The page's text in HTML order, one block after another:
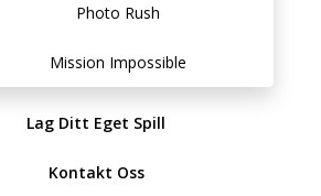
Photo Rush
Mission Impossible
Lag Ditt Eget Spill
Kontakt Oss